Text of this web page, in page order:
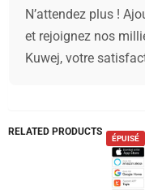
N’attendez plus !
et rejoignez nos
Kuwej, votre
RELATED PRODUCTS
ÉPUISÉ